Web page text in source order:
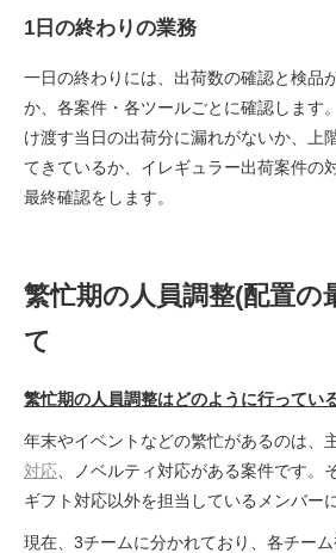
1日の終わりの業務
一日の終わりには、出荷数の確認と検品
か、各案件・各ツールごとに確認します
け渡す当日の出荷分に漏れがないか、上
てきているか、イレギュラー出荷案件の
最終確認をします。
繁忙期の人員調整(配置の
て
繁忙期の人員調整はどのように行ってい
年末やイベントなどの繁忙があるのは、
対応 、ノベルティ対応がある案件です。
ギフト対応以外を担当しているメンバー
現在、3チームに分かれており、各チー